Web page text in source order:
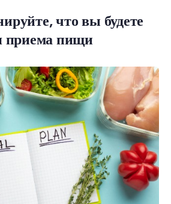
что вы будете
приема пищи